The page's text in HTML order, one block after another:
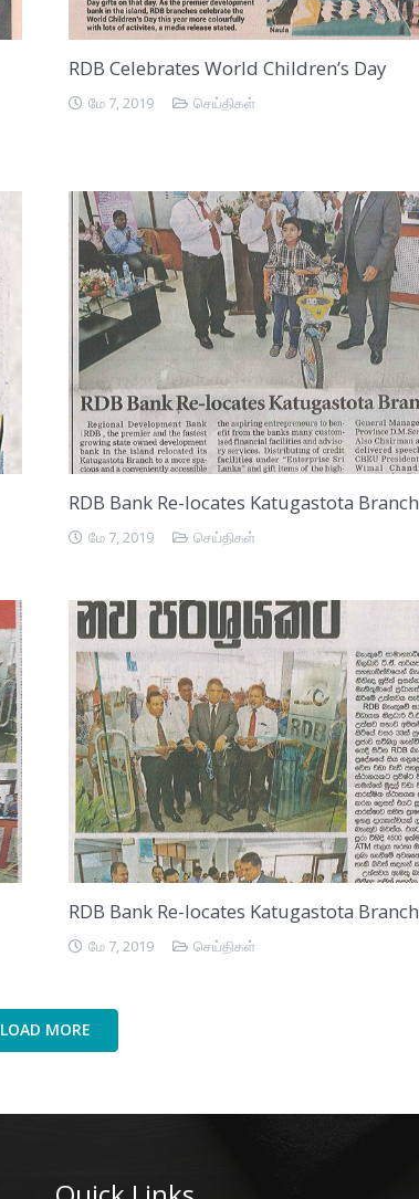
RDB Celebrates World Children’s Day
மே 7, 2019 செய்திகள்
RDB Bank Re-locates Katugastota Branch
மே 7, 2019 செய்திகள்
RDB Bank Re-locates Katugastota Branch
மே 7, 2019 செய்திகள்
LOAD MORE